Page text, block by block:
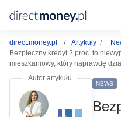
direct.money.pl Artykuły
Bezpieczny kredyt 2 proc. to
mieszkaniowy, który naprawdę
NEWS